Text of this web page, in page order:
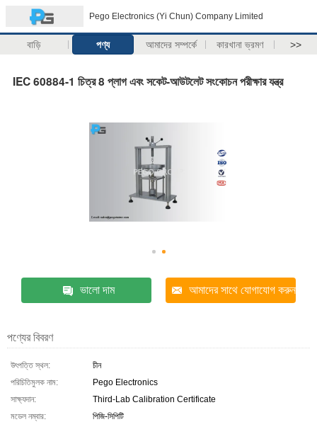
Pego Electronics (Yi Chun) Company Limited
বাড়ি পণ্য আমাদের সম্পর্কে কারখানা ভ্রমণ >>
IEC 60884-1 চিত্র 8 প্লাগ এবং সকেট-আউটলেট সংকোচন পরীক্ষার যন্ত্র
ভালো দাম আমাদের সাথে যোগাযোগ করুন
পণ্যের বিবরণ
উৎপত্তি স্থল:
চীন
পরিচিতিমুলক নাম:
Pego Electronics
সাক্ষ্যদান:
Third-Lab Calibration Certificate
মডেল নম্বার:
পিজি-সিপিটি